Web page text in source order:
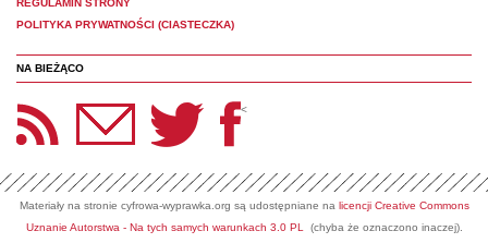
REGULAMIN STRONY
POLITYKA PRYWATNOŚCI (CIASTECZKA)
NA BIEŻĄCO
Panoptyka Facebook <
Materiały na stronie cyfrowa-wyprawka.org są udostępniane na licencji Creative Commons
Uznanie Autorstwa - Na tych samych warunkach 3.0 PL(chyba że oznaczono inaczej).